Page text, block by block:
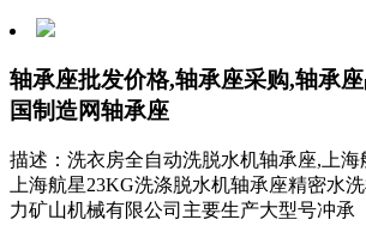
轴承座批发价格,轴承座采购,轴承
国制造网轴承座
描述：洗衣房全自动洗脱水机轴承座,上
上海航星23KG洗涤脱水机轴承座精密水
力矿山机械有限公司主要生产大型号冲承